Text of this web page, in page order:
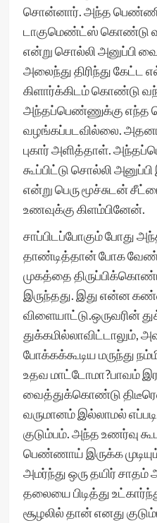
சொன்னார். அந்த
டாகுமெண்ட்ஸ் கொண்டு
என்று சொல்லி அனுப்பி
அலைந்து திரிந்து கேட்ட
கிளார்க்கிடம் கொண்டு
அந்தப்பெண்ணுக்கு எந்த
வழங்கப்படவில்லை.
புகார் அளித்தாள்.
கூப்பிட்டு சொல்லி
என்று பெரு மூச்சுடன்
உணவுக்கு கிளம்பினேன்.
சாப்பிடப்போகும் போது
தாண்டித்தான் போக
முகத்தை
இருந்தது. இது என்ன
விளையாட்டு.ஒருவரின்
துக்கமில்லாவிட்டாலும்,
போக்கக்கூடிய மருந்து
உதவ மாட்டோமா?பாவம்
வைத்துக்கொண்டு
வருமானம் இல்லாமல்
குடும்பம். அந்த உணர்வு
பெண்ணாய் இருக்க
அமர்ந்து ஒரு தயிர் சாதம்
தலையை பிடித்து
சூழலில் தான் எனது